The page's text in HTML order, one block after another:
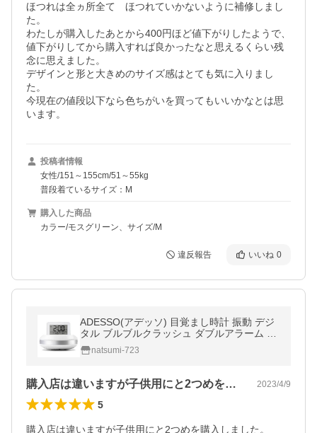
ほつれは全ヵ所全て　ほつれていかないように補修しまし
た。
わたしが購入したあとから400円ほど値下がりしたようで、
値下がりしてから購入すれば良かったなと思えるくらい残
念に思えました。
デザインと形と大きめのサイズ感はとても気に入りまし
た。
今現在の値段以下なら色ちがいを買ってもいいかなとは思
います。
投稿者情報
女性/151～155cm/51～55kg
普段着ているサイズ：M
購入した商品
カラー/モスグリーン、サイズ/M
違反報告 いいね 0
ADESSO(アデッソ) 目覚まし時計 振動 デジ
タル ブルブルクラッシュ ダブルアラーム バ
ックライト スヌーズ機能付き ホワイト MY-
106natsumi-723
購入店は違いますが子供用にと2つめを購… 2023/4/9
5
購入店は違いますが子供用にと2つめを購入しました。